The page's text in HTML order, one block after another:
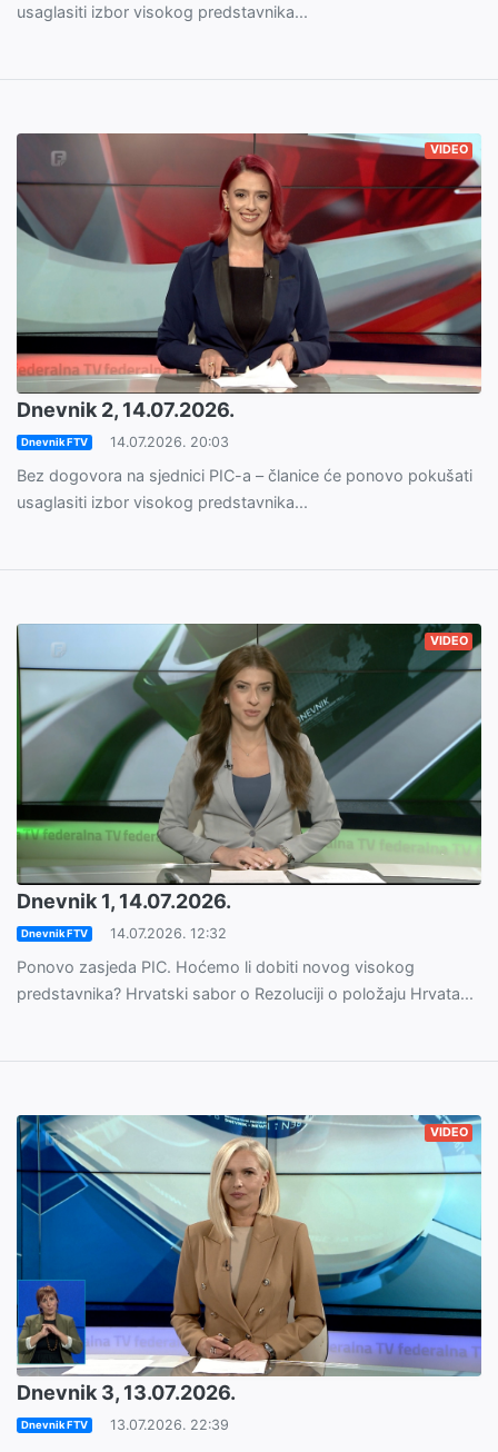
usaglasiti izbor visokog predstavnika...
VIDEO
Dnevnik 2, 14.07.2026.
Dnevnik FTV 14.07.2026. 20:03
Bez dogovora na sjednici PIC-a – članice će ponovo pokušati
usaglasiti izbor visokog predstavnika...
VIDEO
Dnevnik 1, 14.07.2026.
Dnevnik FTV 14.07.2026. 12:32
Ponovo zasjeda PIC. Hoćemo li dobiti novog visokog
predstavnika? Hrvatski sabor o Rezoluciji o položaju Hrvata...
VIDEO
Dnevnik 3, 13.07.2026.
Dnevnik FTV 13.07.2026. 22:39